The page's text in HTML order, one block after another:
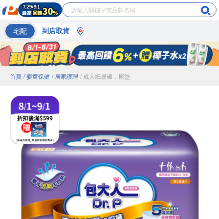
宅配 到店取貨
首頁 / 嬰童保健 / 居家護理 / 成人紙尿褲．尿墊